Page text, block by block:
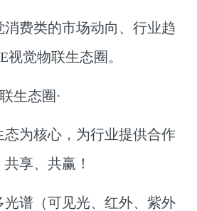
费类的市场动向、行业趋
视觉物联生态圈 。
生态圈·
为核心，为行业提供合作
享、共赢！
谱（可见光、红外、紫外